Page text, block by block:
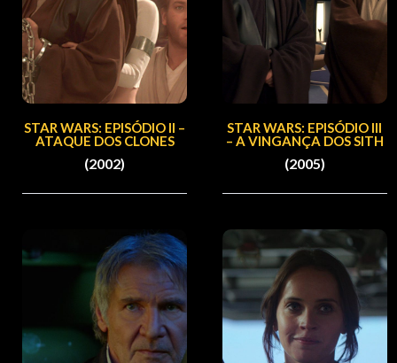
STAR WARS: EPISÓDIO II –
ATAQUE DOS CLONES
(2002)
STAR WARS: EPISÓDIO III
– A VINGANÇA DOS SITH
(2005)